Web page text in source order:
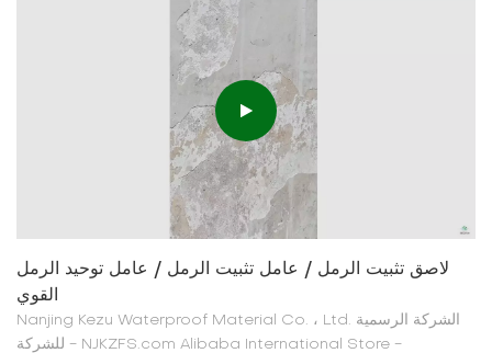
لاصق تثبيت الرمل / عامل تثبيت الرمل / عامل توحيد الرمل
القوي
Nanjing Kezu Waterproof Material Co. ، Ltd. الشركة الرسمية
للشركة - NJKZFS.com Alibaba International Store -